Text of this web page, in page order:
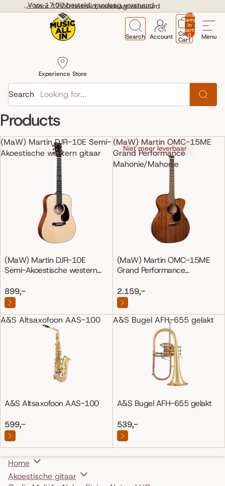
Voor 17:00 besteld, vandaag verstuurd
Voor 17:00 besteld, vandaag verstuurd
Menu
Search
Experience Store
Account
Total
items
in
cart:
0
Cart
Cart
Search
Products
(MaW) Martin DJR-10E Semi-
Akoestische western gitaar
(MaW) Martin DJR-10E
Semi-Akoestische western
899,-
(MaW) Martin OMC-15ME
Grand Performance
Mahonie/Mahonie
Niet meer leverbaar
(MaW) Martin OMC-15ME
Grand Performance
2.159,-
A&S Altsaxofoon AAS-100
A&S Altsaxofoon AAS-100
599,-
A&S Bugel AFH-655 gelakt
A&S Bugel AFH-655 gelakt
539,-
Home
Akoestische gitaar